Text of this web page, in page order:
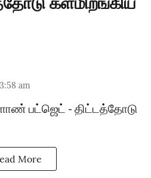
am
பட்ஜெட் - திட்டத்தோடு
More